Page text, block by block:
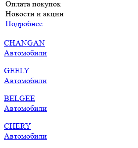
Оплата покупок
Новости и акции
Подробнее
CHANGAN
Автомобили
GEELY
Автомобили
BELGEE
Автомобили
CHERY
Автомобили